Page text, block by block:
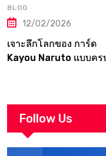
BLOG
12/02/2026
เจาะลึกโลกของ การ์ด
Kayou Naruto แบบคร
Follow Us